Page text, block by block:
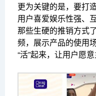
更为关键的是，要打
用户喜爱娱乐性强、
那些生硬的推销方式
频，展示产品的使用
“活”起来，让用户愿